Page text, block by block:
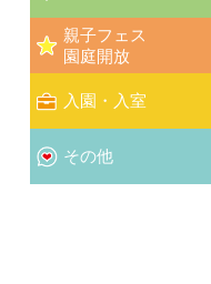
親子フェス
園庭開放
入園・入室
その他